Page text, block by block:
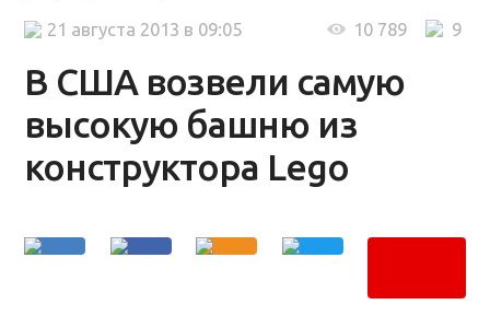
В США возвели самую
высокую башню из
конструктора Lego
9
10 789
21 августа 2013 в 09:05